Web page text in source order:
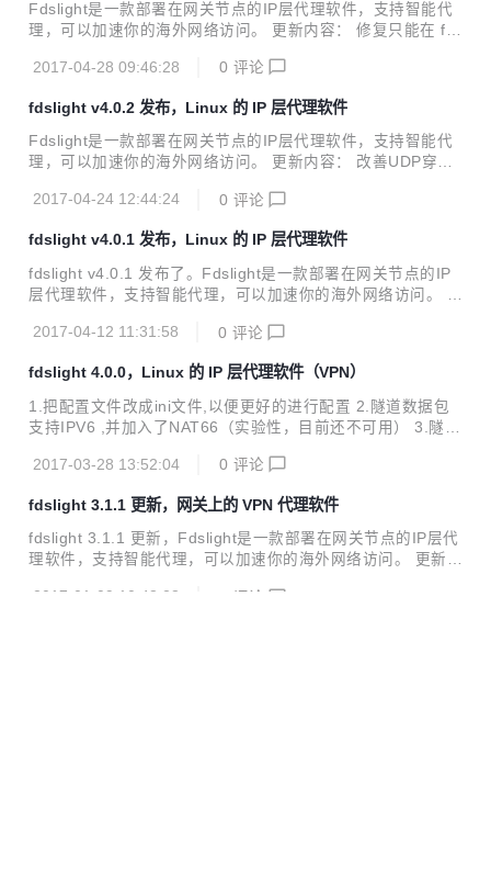
Fdslight是一款部署在网关节点的IP层代理软件，支持智能代
理，可以加速你的海外网络访问。 更新内容： 修复只能在 fd
2017-04-28 09:46:28
0 评论
fdslight v4.0.2 发布，Linux 的 IP 层代理软件
Fdslight是一款部署在网关节点的IP层代理软件，支持智能代
理，可以加速你的海外网络访问。 更新内容： 改善UDP穿透
IPV4，IPV6双协议栈全面支持，IPV6的UDP穿透技术被实验
2017-04-24 12:44:24 0 评论
fdslight v4.0.1 发布，Linux 的 IP 层代理软件
fdslight v4.0.1 发布了。Fdslight是一款部署在网关节点的IP
层代理软件，支持智能代理，可以加速你的海外网络访问。 主
除,现在通过Linux ip6tables实现，UDP,UDPLite打洞技术暂
2017-04-12 11:31:58 0 评论
fdslight 4.0.0，Linux 的 IP 层代理软件（VPN）
1.把配置文件改成ini文件,以便更好的进行配置 2.隧道数据包
支持IPV6 ,并加入了NAT66（实验性，目前还不可用） 3.隧道
注意：使用PS4检查网络的时候会出现无法支持IP碎片分包，
PS4会发送这样的分包，导致不支持，实际是支持IP碎片分包
的
2017-03-28 13:52:04 0 评论
fdslight 3.1.1 更新，网关上的 VPN 代理软件
fdslight 3.1.1 更新，Fdslight是一款部署在网关节点的IP层代
理软件，支持智能代理，可以加速你的海外网络访问。 更新内
2017-01-09 10:48:28 评论